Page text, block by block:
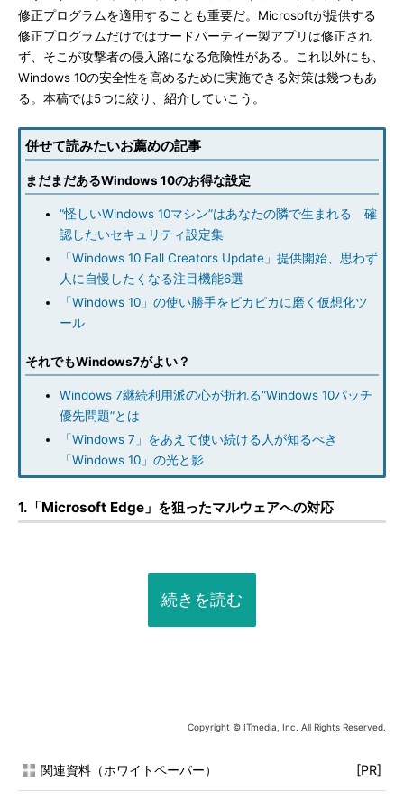
修正プログラムを適用することも重要だ。Microsoftが提供する
修正プログラムだけではサードパーティー製アプリは修正され
ず、そこが攻撃者の侵入路になる危険性がある。これ以外にも、
Windows 10の安全性を高めるために実施できる対策は幾つもあ
る。本稿では5つに絞り、紹介していこう。
併せて読みたいお薦めの記事
まだまだあるWindows 10のお得な設定
“怪しいWindows 10マシン”はあなたの隣で生まれる 確
認したいセキュリティ設定集
「Windows 10 Fall Creators Update」提供開始、思わず
人に自慢したくなる注目機能6選
「Windows 10」の使い勝手をピカピカに磨く仮想化ツ
ール
それでもWindows7がよい？
Windows 7継続利用派の心が折れる“Windows 10パッチ
優先問題”とは
「Windows 7」をあえて使い続ける人が知るべき
「Windows 10」の光と影
1.「Microsoft Edge」を狙ったマルウェアへの対応
続きを読む
Copyright © ITmedia, Inc. All Rights Reserved.
関連資料（ホワイトペーパー） [PR]